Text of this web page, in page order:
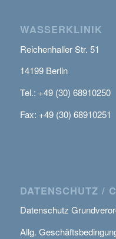
WASSERKLINIK
Reichenhaller Str. 51
14199 Berlin
Tel.: +49 (30) 68910250
Fax: +49 (30) 68910251
DATENSCHUTZ /
Datenschutz
Allg.